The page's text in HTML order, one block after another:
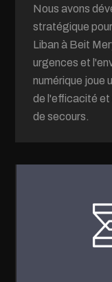
Nous avons
stratégique
Liban à Beit
urgences et
numérique joue
de l'efficacité et
de secours.